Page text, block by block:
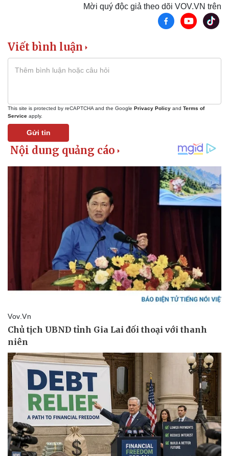
Doanh nghiệp
Thông tin doanh nghiệp
Doanh nghiệp 24h
Doanh nhân
Vì cộng đồng
Sành điệu
Tin Công nghệ
Trải nghiệm
Chuyển đổi số
Mời quý độc giả theo dõi VOV.VN trên
Viết bình luận
This site is protected by reCAPTCHA and the Google Privacy Policy and Terms of
Service apply.
Gửi tin